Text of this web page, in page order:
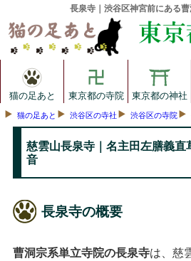
長泉寺｜渋谷区神宮前にある
猫の足あと 東京都の寺院 東京都の神社
猫の足あと 渋谷区の寺社 渋谷区の寺院
慈雲山長泉寺｜名主田左膳義直
音
長泉寺の概要
曹洞宗系単立寺院の長泉寺は、慈